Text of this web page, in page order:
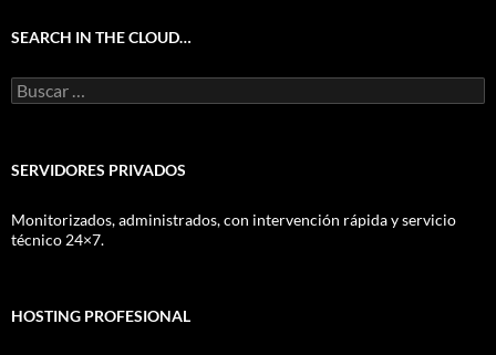
SEARCH IN THE CLOUD…
Buscar:
SERVIDORES PRIVADOS
Monitorizados, administrados, con intervención rápida y servicio
técnico 24×7.
HOSTING PROFESIONAL